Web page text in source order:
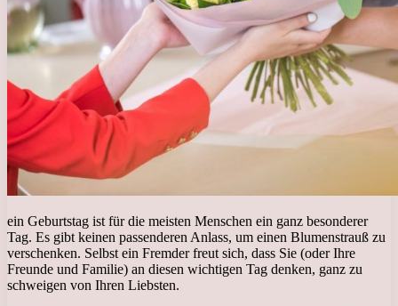
ein Geburtstag ist für die meisten Menschen ein ganz besonderer
Tag. Es gibt keinen passenderen Anlass, um einen Blumenstrauß zu
verschenken. Selbst ein Fremder freut sich, dass Sie (oder Ihre
Freunde und Familie) an diesen wichtigen Tag denken, ganz zu
schweigen von Ihren Liebsten.